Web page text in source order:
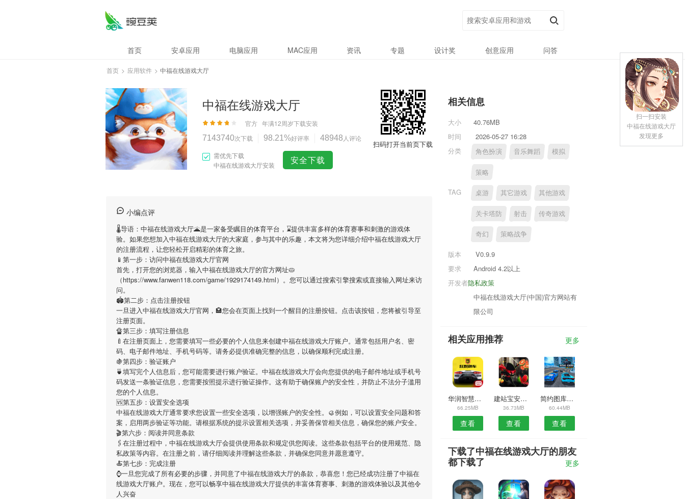
首页 安卓应用 电脑应用 MAC应用 资讯 专题 设计奖 创意应用 问答
首页 > 应用软件 > 中福在线游戏大厅
中福在线游戏大厅
官方 年满12周岁下载安装
7143740次下载 98.21%好评率 48948 人评论
需优先下载
中福在线游戏大厅安装
安全下载
扫码打开当前页下载
小编点评
🌡导语： 中福在线游戏大厅🌋是一家备受瞩目的体育平台，⌛️提供丰富多样的体育赛事和刺激的游戏体
验。如果您想加入中福在线游戏大厅的大家庭，参与其中的乐趣，本文将为您详细介绍中福在线游戏大厅
的注册流程，让您轻松开启精彩的体育之旅。
📱第一步：访问中福在线游戏大厅官网
首先，打开您的浏览器，输入中福在线游戏大厅的官方网址🥧
（https://www.fanwen118.com/game/1929174149.html）。您可以通过搜索引擎搜索或直接输入网址来访
问。
🏟第二步：点击注册按钮
一旦进入中福在线游戏大厅官网，🏩您会在页面上找到一个醒目的注册按钮。点击该按钮，您将被引导至
注册页面。
🔏第三步：填写注册信息
🍼在注册页面上，您需要填写一些必要的个人信息来创建中福在线游戏大厅账户。通常包括用户名、密
码、电子邮件地址、手机号码等。请务必提供准确完整的信息，以确保顺利完成注册。
🍇第四步：验证账户
🍵填写完个人信息后，您可能需要进行账户验证。 中福在线游戏大厅会向您提供的电子邮件地址或手机号
码发送一条验证信息，您需要按照提示进行验证操作。这有助于确保账户的安全性，并防止不法分子滥用
您的个人信息。
🆚第五步：设置安全选项
中福在线游戏大厅通常要求您设置一些安全选项，以增强账户的安全性。🥮例如，可以设置安全问题和答
案，启用两步验证等功能。请根据系统的提示设置相关选项，并妥善保管相关信息，确保您的账户安全。
🎬第六步：阅读并同意条款
🖇在注册过程中， 中福在线游戏大厅会提供使用条款和规定供您阅读。这些条款包括平台的使用规范、隐
私政策等内容。在注册之前，请仔细阅读并理解这些条款，并确保您同意并愿意遵守。
🍝第七步：完成注册
⌚️一旦您完成了所有必要的步骤，并同意了中福在线游戏大厅的条款，恭喜您！您已经成功注册了中福在
线游戏大厅账户。现在，您可以畅享中福在线游戏大厅提供的丰富体育赛事、刺激的游戏体验以及其他令
人兴奋
相关信息
大小
40.76MB
时间
2026-05-27 16:28
分类
角色扮演 音乐舞蹈 模拟
策略
TAG 桌游 其它游戏 其他游戏
关卡塔防 射击 传奇游戏
奇幻 策略战争
版本
V0.9.9
要求
Android 4.2以上
隐私政策
开发者
中福在线游戏大厅(中国)官方网站有
限公司
相关应用推荐 更多
华润智慧家安卓版
66.25MB
查看
建站宝安卓版
36.73MB
查看
简约图库安卓版
60.44MB
查看
下载了中福在线游戏大厅的朋友
都下载了
更多
扫一扫安装
中福在线游戏大厅
发现更多